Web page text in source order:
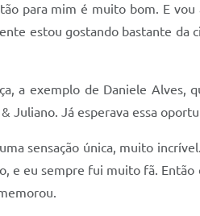
para mim é muito bom. E
estou gostando bastante da
a exemplo de Daniele Alves,
Juliano. Já esperava essa
sensação única, muito
e eu sempre fui muito fã.